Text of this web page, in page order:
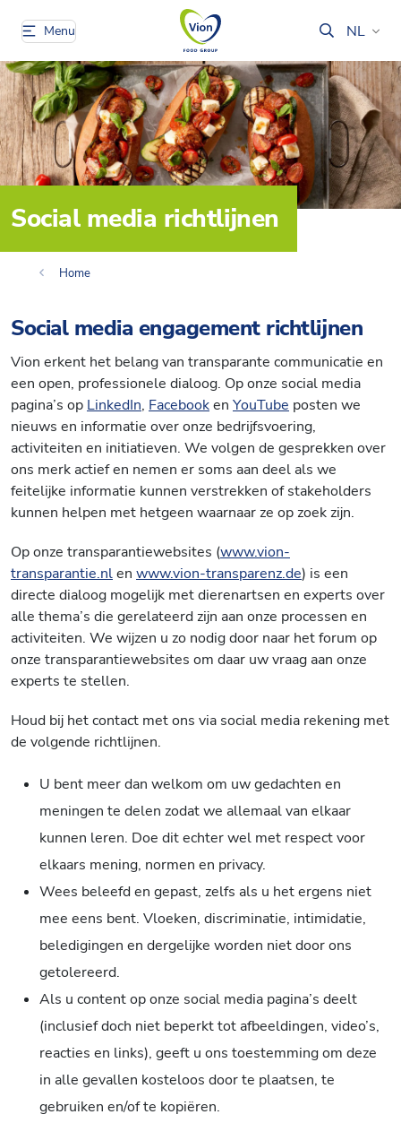
Menu NL
Social media richtlijnen
Home
Social media engagement richtlijnen
Vion erkent het belang van transparante communicatie en
een open, professionele dialoog. Op onze social media
pagina’s op LinkedIn, Facebooken YouTube posten we
nieuws en informatie over onze bedrijfsvoering,
activiteiten en initiatieven. We volgen de gesprekken over
ons merk actief en nemen er soms aan deel als we
feitelijke informatie kunnen verstrekken of stakeholders
kunnen helpen met hetgeen waarnaar ze op zoek zijn.
Op onze transparantiewebsites (www.vion-
transparantie.nlen www.vion-transparenz.de) is een
directe dialoog mogelijk met dierenartsen en experts over
alle thema’s die gerelateerd zijn aan onze processen en
activiteiten. We wijzen u zo nodig door naar het forum op
onze transparantiewebsites om daar uw vraag aan onze
experts te stellen.
Houd bij het contact met ons via social media rekening met
de volgende richtlijnen.
U bent meer dan welkom om uw gedachten en
meningen te delen zodat we allemaal van elkaar
kunnen leren. Doe dit echter wel met respect voor
elkaars mening, normen en privacy.
Wees beleefd en gepast, zelfs als u het ergens niet
mee eens bent. Vloeken, discriminatie, intimidatie,
beledigingen en dergelijke worden niet door ons
getolereerd.
Als u content op onze social media pagina’s deelt
(inclusief doch niet beperkt tot afbeeldingen, video’s,
reacties en links), geeft u ons toestemming om deze
in alle gevallen kosteloos door te plaatsen, te
gebruiken en/of te kopiëren.